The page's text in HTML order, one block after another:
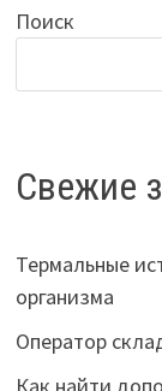
Поиск
Свежие
Термальные
организма
Оператор
Как найти